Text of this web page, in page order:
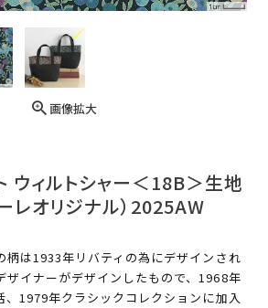
画像拡大
ウィルトシャー＜18B＞生地
レオリジナル）2025AW
柄は1933年リバティの為にデザインされ
ザイナーがデザインしたもので、1968年
、1979年クラシックコレクションに加入